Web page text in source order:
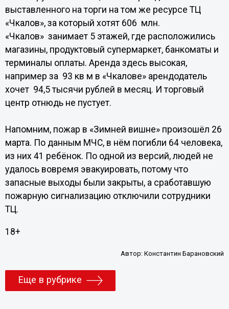
выставленного на торги на том же ресурсе ТЦ
«Чкалов», за который хотят 606 млн.
«Чкалов» занимает 5 этажей, где расположились
магазины, продуктовый супермаркет, банкоматы и
терминалы оплаты. Аренда здесь высокая,
например за 93 кв м в «Чкалове» арендодатель
хочет 94,5 тысячи рублей в месяц. И торговый
центр отнюдь не пустует.
Напомним, пожар в «Зимней вишне» произошёл 26
марта. По данным МЧС, в нём погибли 64 человека,
из них 41 ребёнок. По одной из версий, людей не
удалось вовремя эвакуировать, потому что
запасные выходы были закрыты, а сработавшую
пожарную сигнализацию отключили сотрудники
ТЦ.
18+
Автор:Константин Барановский
Еще в рубрике